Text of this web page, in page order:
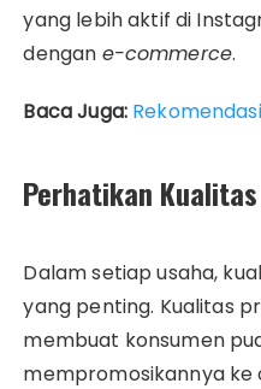
yang lebih aktif di
dengan e-commerce.
Baca Juga:
Perhatikan
Dalam setiap usaha,
yang penting. Kualitas
membuat konsumen
mempromosikannya ke